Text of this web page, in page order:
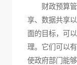
财政预算管
享、数据共享
面的目标，可
理。它们可以
使政府部门能